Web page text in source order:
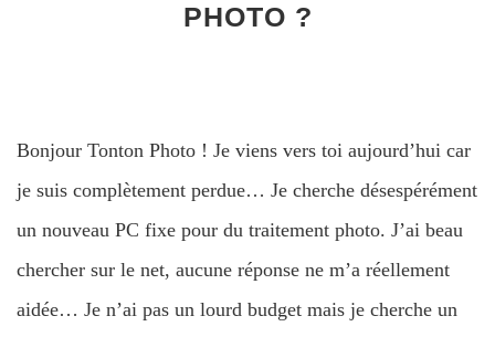
PHOTO ?
Bonjour Tonton Photo ! Je viens vers toi aujourd’hui car
je suis complètement perdue… Je cherche désespérément
un nouveau PC fixe pour du traitement photo. J’ai beau
chercher sur le net, aucune réponse ne m’a réellement
aidée… Je n’ai pas un lourd budget mais je cherche un